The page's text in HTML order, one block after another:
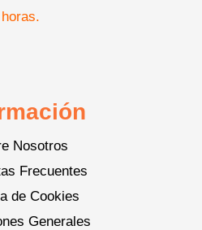
horas.
Nosotros
Frecuentes
de Cookies
Generales